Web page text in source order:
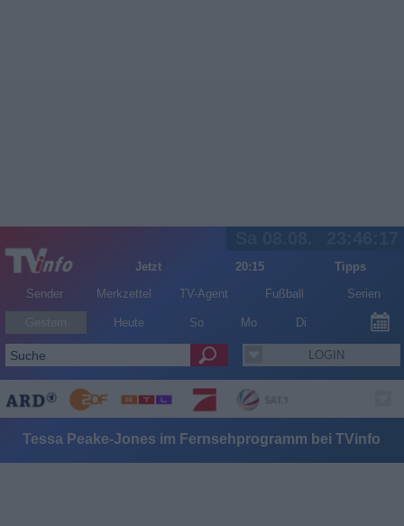
Jetzt 20:15
Tipps
Sender
Merkzettel TV-Agent Fußball Serien
Heute So Mo Di
LOGIN
Tessa Peake-Jones im Fernsehprogramm bei TVinfo